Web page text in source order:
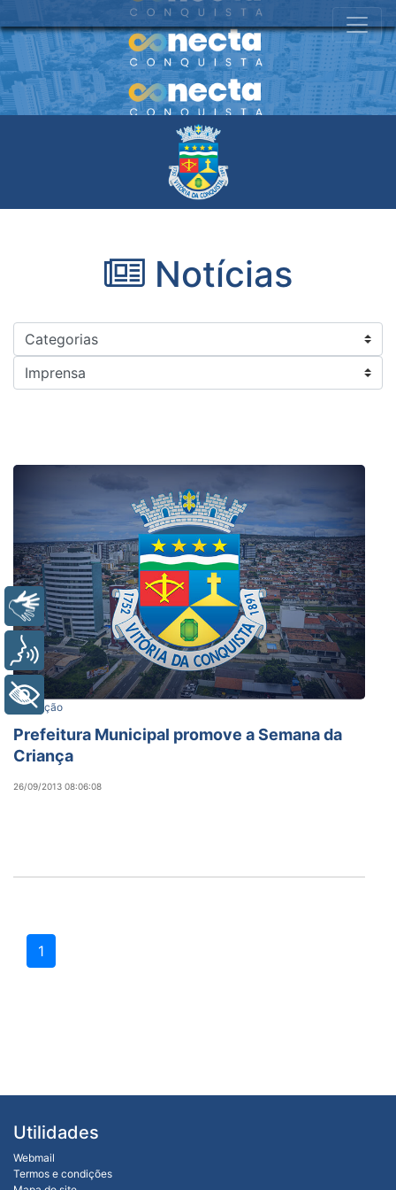
Notícias
Educação
Prefeitura Municipal promove a Semana da
Criança
26/09/2013 08:06:08
1
Utilidades
Webmail
Termos e condições
Libras
Voz
+ Acessibilidade